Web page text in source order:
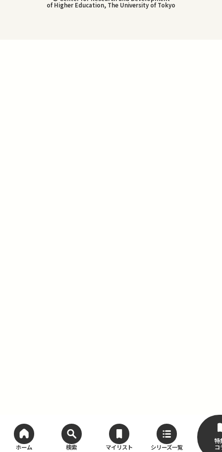
ホーム 検索 マイリスト シリーズ一覧
特
コ
of Higher Education, The University of Tokyo